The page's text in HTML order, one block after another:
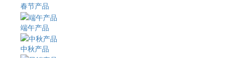
春节产品
端午产品
中秋产品